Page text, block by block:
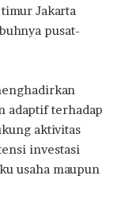
Jakarta
pusat-
adaptif terhadap
aktivitas
investasi
usaha maupun